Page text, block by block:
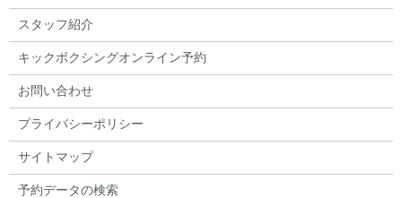
スタッフ紹介
キックボクシングオンライン予約
お問い合わせ
プライバシーポリシー
サイトマップ
予約データの検索